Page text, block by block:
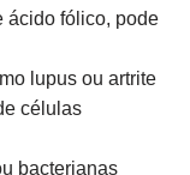
ácido fólico, pode
lupus ou artrite
células
bacterianas